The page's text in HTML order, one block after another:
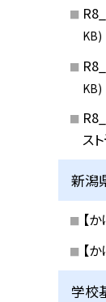
KB)
KB)
ス
新潟
【
【
学校